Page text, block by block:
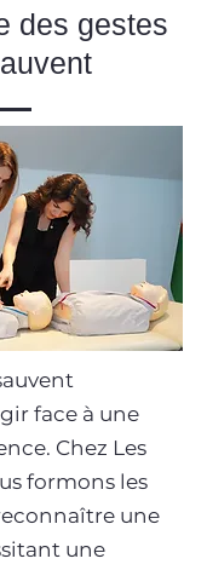
des gestes
face à une
Chez Les
formons les
une
une